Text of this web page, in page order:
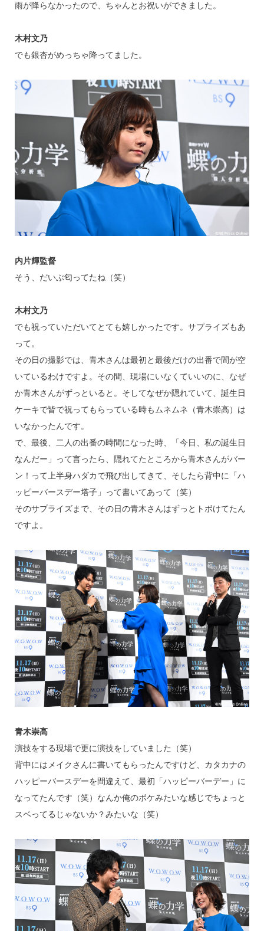
雨が降らなかったので、ちゃんとお祝いができました。
木村文乃
でも銀杏がめっちゃ降ってました。
内片輝監督
そう、だいぶ匂ってたね（笑）
木村文乃
でも祝っていただいてとても嬉しかったです。サプライズもあ
って。
その日の撮影では、青木さんは最初と最後だけの出番で間が空
いているわけですよ。その間、現場にいなくていいのに、なぜ
か青木さんがずっといると。そしてなぜか隠れていて、誕生日
ケーキで皆で祝ってもらっている時もムネムネ（青木崇高）は
いなかったんです。
で、最後、二人の出番の時間になった時、「今日、私の誕生日
なんだー」って言ったら、隠れてたところから青木さんがバー
ン！って上半身ハダカで飛び出してきて、そしたら背中に「ハ
ッピーバースデー塔子」って書いてあって（笑）
そのサプライズまで、その日の青木さんはずっとトボけてたん
ですよ。
青木崇高
演技をする現場で更に演技をしていました（笑）
背中にはメイクさんに書いてもらったんですけど、カタカナの
ハッピーバースデーを間違えて、最初「ハッピーバーデー」に
なってたんです（笑）なんか俺のボケみたいな感じでちょっと
スベってるじゃないか？みたいな（笑）